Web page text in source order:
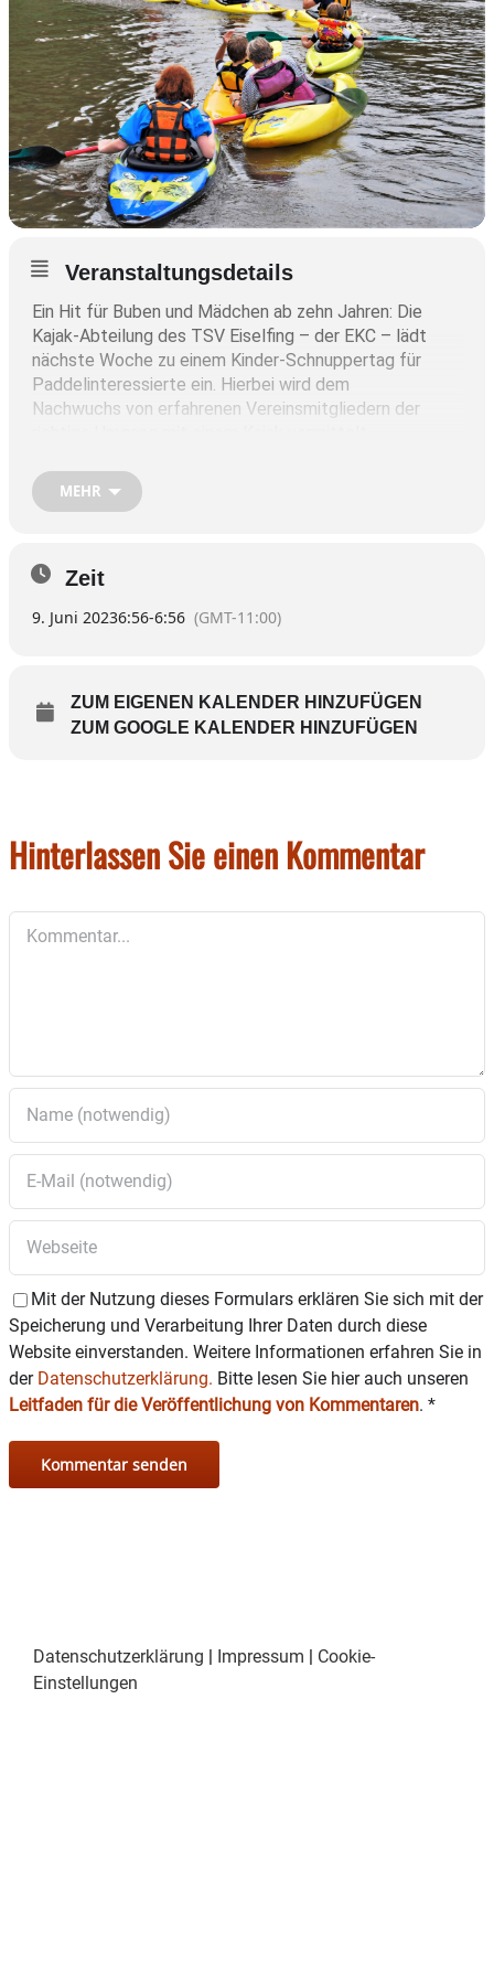
Veranstaltungsdetails
Ein Hit für Buben und Mädchen ab zehn Jahren: Die
Kajak-Abteilung des TSV Eiselfing – der EKC – lädt
nächste Woche zu einem Kinder-Schnuppertag für
Paddelinteressierte ein. Hierbei wird dem
Nachwuchs von erfahrenen Vereinsmitgliedern der
Die Veranstaltung findet am
13 Uhr bei der Adler-Kiesgrube in Edling statt.
Anmeldung bitte so bald wie möglich – und weitere
Information – bei Resi Müller unter der 0152 /
04146886 .
MEHR
Zeit
9. Juni 20236:56-6:56 (GMT-11:00)
ZUM EIGENEN KALENDER HINZUFÜGEN
ZUM GOOGLE KALENDER HINZUFÜGEN
Hinterlassen Sie einen Kommentar
Mit der Nutzung dieses Formulars erklären Sie sich mit der
Speicherung und Verarbeitung Ihrer Daten durch diese
Website einverstanden. Weitere Informationen erfahren Sie in
der Datenschutzerklärung. Bitte lesen Sie hier auch unseren
Leitfaden für die Veröffentlichung von Kommentaren. *
Datenschutzerklärung | Impressum | Cookie-
Einstellungen